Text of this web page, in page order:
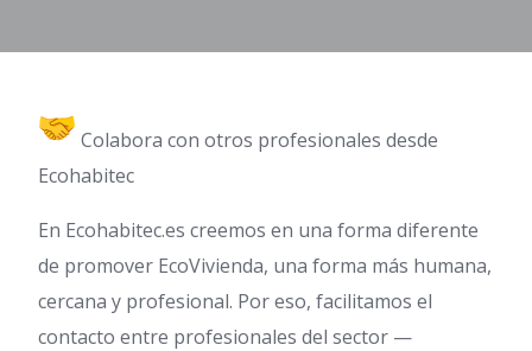
Colabora con otros profesionales desde
Ecohabitec
En Ecohabitec.es creemos en una forma diferente
de promover EcoVivienda, una forma más humana,
cercana y profesional. Por eso, facilitamos el
contacto entre profesionales del sector —